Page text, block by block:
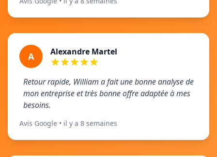
A Alexandre Martel
Retour rapide, William a fait une bonne analyse de
mon entreprise et très bonne offre adaptée à mes
besoins.
Avis Google • il y a 8 semaines